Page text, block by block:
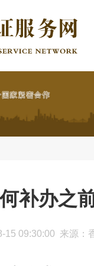
补办之
15 09:30:00 来源：